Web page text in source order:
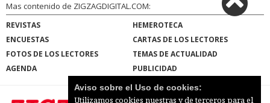
Mas contenido de ZIGZAGDIGITAL.COM:
REVISTAS
HEMEROTECA
ENCUESTAS
CARTAS DE LOS LECTORES
FOTOS DE LOS LECTORES
TEMAS DE ACTUALIDAD
AGENDA
PUBLICIDAD
Aviso sobre el Uso de cookies:
Utilizamos cookies nuestras y de terceros para el